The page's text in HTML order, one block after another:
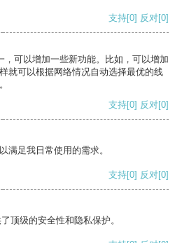
支持[0] 反对[0]
，可以增加一些新功能。比如，可以增加
就可以根据网络情况自动选择最优的线
支持[0] 反对[0]
满足我日常使用的需求。
支持[0] 反对[0]
顶级的安全性和隐私保护。